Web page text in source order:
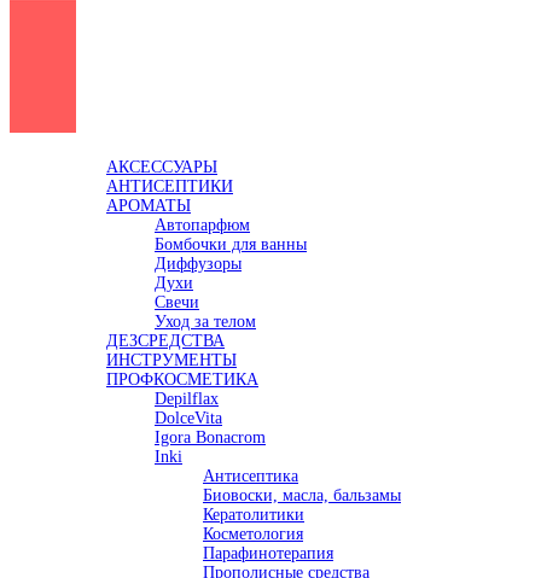
АКСЕССУАРЫ
АНТИСЕПТИКИ
АРОМАТЫ
Автопарфюм
Бомбочки для ванны
Диффузоры
Духи
Свечи
Уход за телом
ДЕЗСРЕДСТВА
ИНСТРУМЕНТЫ
ПРОФКОСМЕТИКА
Depilflax
DolceVita
Igora Bonacrom
Inki
Антисептика
Биовоски, масла, бальзамы
Кератолитики
Косметология
Парафинотерапия
Прополисные средства